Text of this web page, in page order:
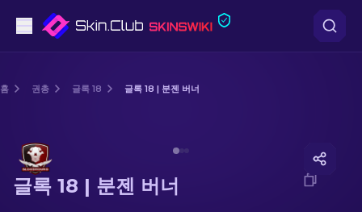
돌격소총
저격소총
홈 권총 글록 18 글록 18 | 분젠 버너
글록 18 | 분젠 버너